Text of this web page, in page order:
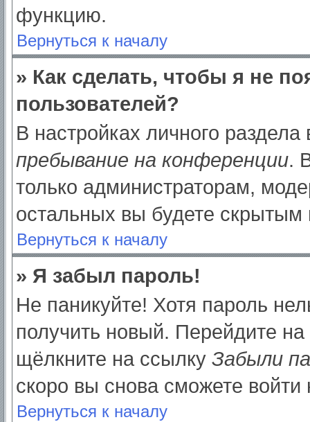
функцию.
Вернуться к началу
» Как сделать, чтобы я не
пользователей?
В настройках личного
пребывание на конференции.
только администраторам,
остальных вы будете скрытым
Вернуться к началу
» Я забыл пароль!
Не паникуйте! Хотя пароль
получить новый. Перейдите
щёлкните на ссылку Забыли
скоро вы снова сможете
Вернуться к началу